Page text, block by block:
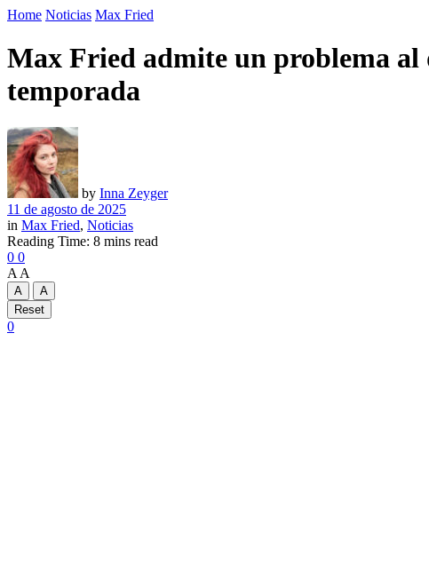
Home Noticias Max Fried
Max Fried admite un problema al
temporada
by Inna Zeyger
11 de agosto de 2025
in Max Fried, Noticias
Reading Time: 8 mins read
0 0
A A
A
A
Reset
0